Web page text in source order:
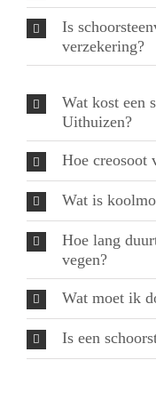
Is
verzekering?
Wat kost een
Uithuizen?
Hoe creosoot
Wat is
Hoe lang
vegen?
Wat moet ik
Is een